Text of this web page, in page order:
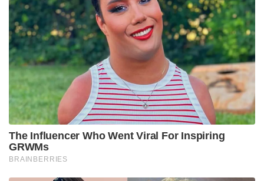
ആത്മ നിർഭർ സമുദ്ര പ്രതാപ് ; കോസ്റ്റ് ഗാർഡ്
തദ്ദേശീയമായി നിർമിച്ച മലിനീകരണ നിയന്ത്രണ
കപ്പൽ കമ്മീഷൻ ചെയ്ത് പ്രതിരോധ മന്ത്രി
Tags: 1971 war RKS Bhadauria
legancy alouette
Sainikam